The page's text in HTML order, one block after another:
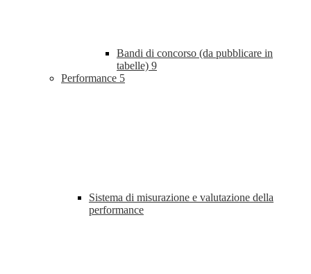
Bandi di concorso (da pubblicare in
tabelle) 9
Performance 5
Sistema di misurazione e valutazione della
performance